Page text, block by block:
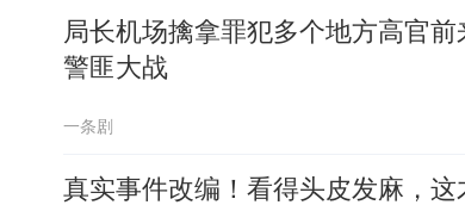
公司“上四休三”但要降
局长机场擒拿罪犯多个地方高官
警匪大战
一条剧
真实事件改编！看得头皮发麻，